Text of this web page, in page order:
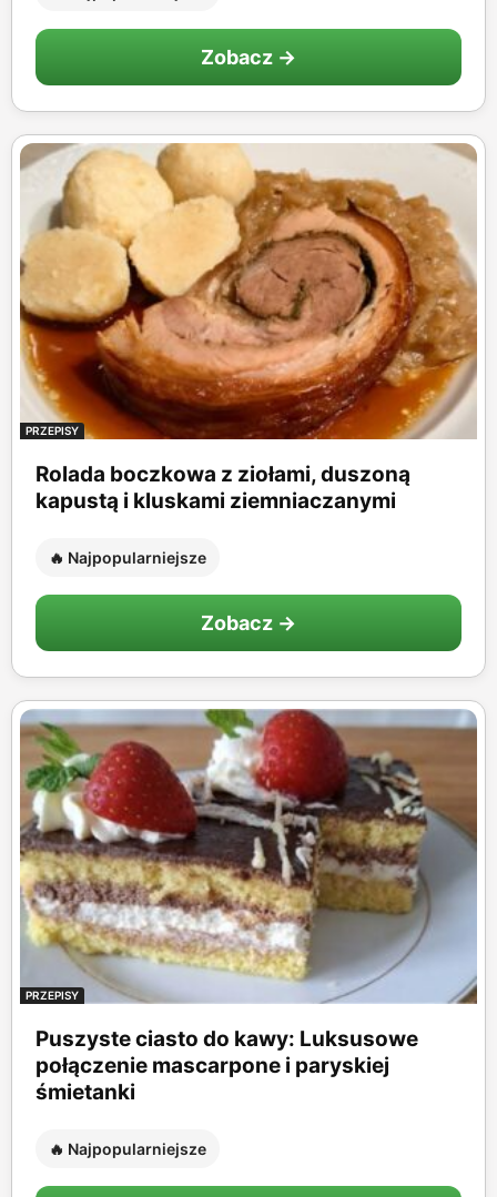
Zobacz →
PRZEPISY
Rolada boczkowa z ziołami, duszoną
kapustą i kluskami ziemniaczanymi
🔥 Najpopularniejsze
Zobacz →
PRZEPISY
Puszyste ciasto do kawy: Luksusowe
połączenie mascarpone i paryskiej
śmietanki
🔥 Najpopularniejsze